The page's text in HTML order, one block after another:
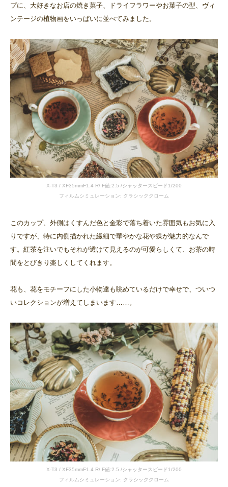
プに、大好きなお店の焼き菓子、ドライフラワーやお菓子の型、ヴィ
ンテージの植物画をいっぱいに並べてみました。
X-T3 / XF35mmF1.4 R/ F値:2.5 /シャッタースピード1/200
フィルムシミュレーション: クラシッククローム
このカップ、外側はくすんだ色と金彩で落ち着いた雰囲気もお気に入
りですが、特に内側描かれた繊細で華やかな花や蝶が魅力的なんで
す。紅茶を注いでもそれが透けて見えるのが可愛らしくて、お茶の時
間をとびきり楽しくしてくれます。
花も、花をモチーフにした小物達も眺めているだけで幸せで、ついつ
いコレクションが増えてしまいます……。
X-T3 / XF35mmF1.4 R/ F値:2.5 /シャッタースピード1/200
フィルムシミュレーション: クラシッククローム